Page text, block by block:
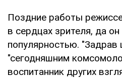
Поздние работы
в сердцах зрителя, да он
популярностью.
"сегодняшним
воспитанник других